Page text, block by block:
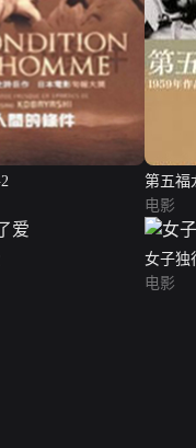
第五福
电影
女子独
电影